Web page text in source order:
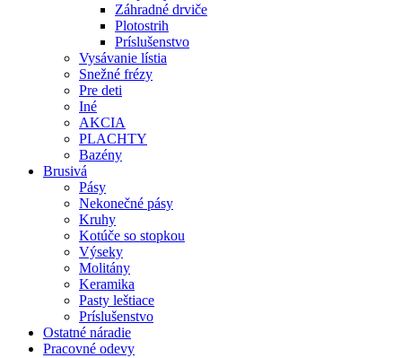
Záhradné drviče
Plotostrih
Príslušenstvo
Vysávanie lístia
Snežné frézy
Pre deti
Iné
AKCIA
PLACHTY
Bazény
Brusivá
Pásy
Nekonečné pásy
Kruhy
Kotúče so stopkou
Výseky
Molitány
Keramika
Pasty leštiace
Príslušenstvo
Ostatné náradie
Pracovné odevy